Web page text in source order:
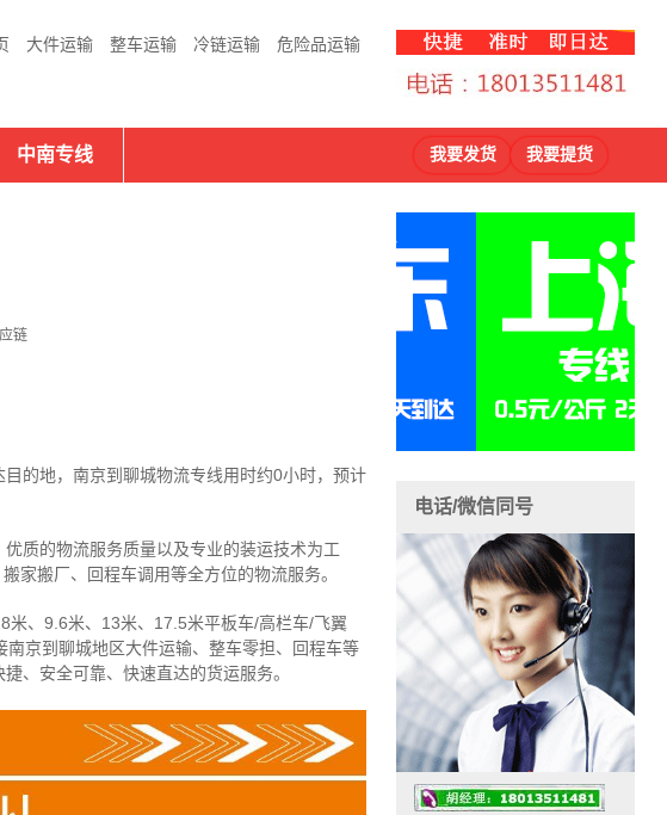
大件运输 整车运输 冷链运输 危险品运输
中南专线 我要发货 我要提货
链
的地，南京到聊城物流专线用时约0小时，预计
质的物流服务质量以及专业的装运技术为工
家搬厂、回程车调用等全方位的物流服务。
、9.6米、13米、17.5米平板车/高栏车/飞翼
南京到聊城地区大件运输、整车零担、回程车等
、安全可靠、快速直达的货运服务。
电话/微信同号